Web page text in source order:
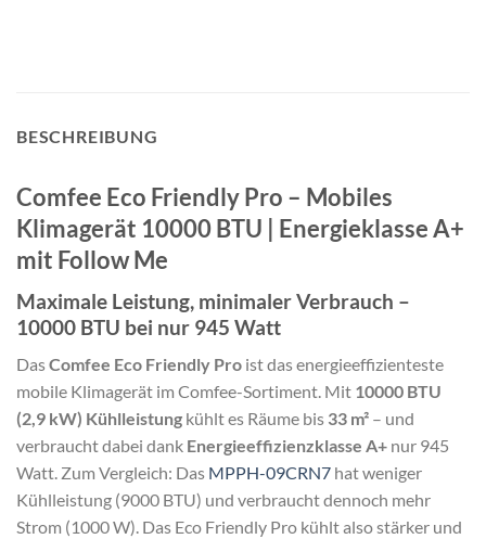
BESCHREIBUNG
Comfee Eco Friendly Pro – Mobiles
Klimagerät 10000 BTU | Energieklasse A+
mit Follow Me
Maximale Leistung, minimaler Verbrauch –
10000 BTU bei nur 945 Watt
DasComfee Eco Friendly Pro ist das energieeffizienteste
mobile Klimagerät im Comfee-Sortiment. Mit 10000 BTU
(2,9 kW) Kühlleistung kühlt es Räume bis 33 m² – und
verbraucht dabei dank Energieeffizienzklasse A+ nur 945
Watt. Zum Vergleich: Das MPPH-09CRN7 hat weniger
Kühlleistung (9000 BTU) und verbraucht dennoch mehr
Strom (1000 W). Das Eco Friendly Pro kühlt also stärker und